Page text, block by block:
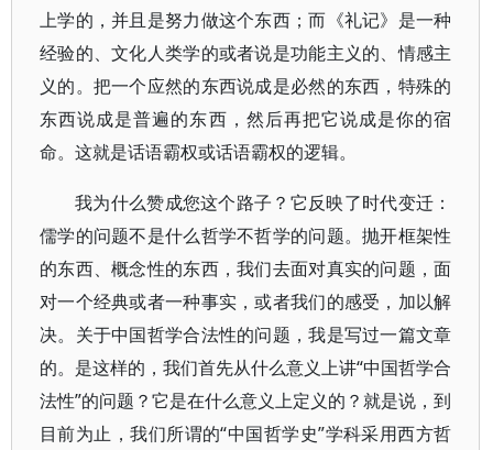
上学的，并且是努力做这个东西；而《礼记》是一种
经验的、文化人类学的或者说是功能主义的、情感主
义的。把一个应然的东西说成是必然的东西，特殊的
东西说成是普遍的东西，然后再把它说成是你的宿
命。这就是话语霸权或话语霸权的逻辑。
我为什么赞成您这个路子？它反映了时代变迁：
儒学的问题不是什么哲学不哲学的问题。抛开框架性
的东西、概念性的东西，我们去面对真实的问题，面
对一个经典或者一种事实，或者我们的感受，加以解
决。关于中国哲学合法性的问题，我是写过一篇文章
的。是这样的，我们首先从什么意义上讲“中国哲学合
法性”的问题？它是在什么意义上定义的？就是说，到
目前为止，我们所谓的“中国哲学史”学科采用西方哲